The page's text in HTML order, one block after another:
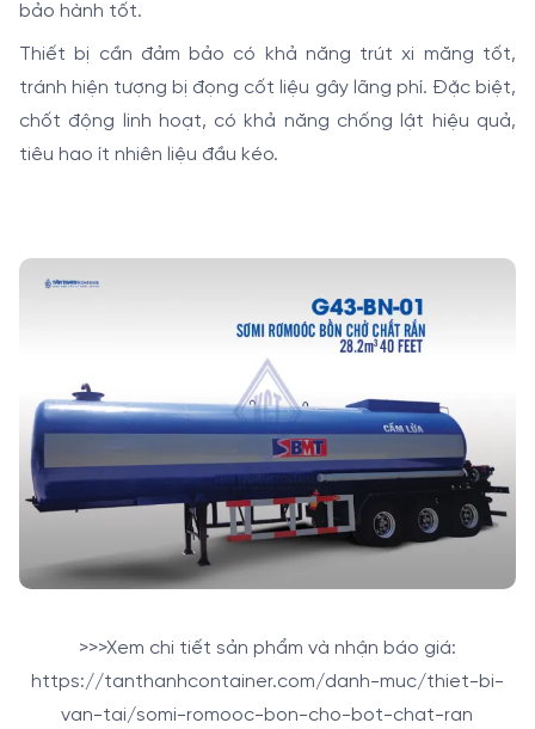
bảo hành tốt.
Thiết bị cần đảm bảo có khả năng trút xi măng tốt,
tránh hiện tượng bị đọng cốt liệu gây lãng phí. Đặc biệt,
chốt động linh hoạt, có khả năng chống lật hiệu quả,
tiêu hao ít nhiên liệu đầu kéo.
>>>Xem chi tiết sản phẩm và nhận báo giá:
https://tanthanhcontainer.com/danh-muc/thiet-bi-
van-tai/somi-romooc-bon-cho-bot-chat-ran